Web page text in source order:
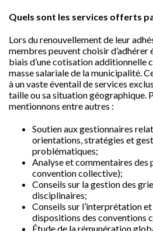
Quels sont les services offerts
Lors du renouvellement de leur
membres peuvent choisir d’adhérer
biais d’une cotisation additionnelle
masse salariale de la municipalité.
à un vaste éventail de services
taille ou sa situation géographique.
mentionnons entre autres :
Soutien aux gestionnaires
orientations, stratégies et
problématiques;
Analyse et commentaires des
convention collective);
Conseils sur la gestion des
disciplinaires;
Conseils sur l’interprétation
dispositions des conventions
Étude de la rémunération